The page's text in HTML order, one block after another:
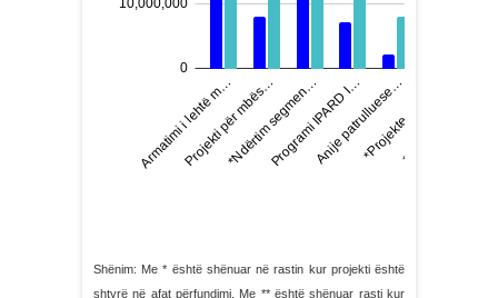
Shënim: Me * është shënuar në rastin kur projekti është
shtyrë në afat përfundimi. Me ** është shënuar rasti kur